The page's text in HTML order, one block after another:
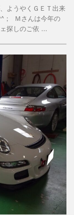
ようやくＧＥＴ出来
； Ｍさんは今年の
探しのご依 ...